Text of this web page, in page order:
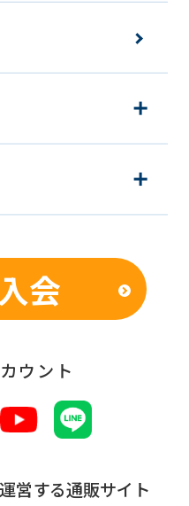
会
ウント
営する通販サイト